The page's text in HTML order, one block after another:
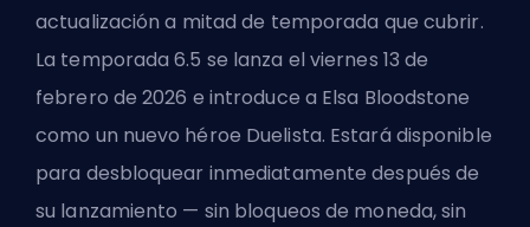
actualización a mitad de temporada que cubrir.
La temporada 6.5 se lanza el viernes 13 de
febrero de 2026 e introduce a Elsa Bloodstone
como un nuevo héroe Duelista. Estará disponible
para desbloquear inmediatamente después de
su lanzamiento — sin bloqueos de moneda, sin